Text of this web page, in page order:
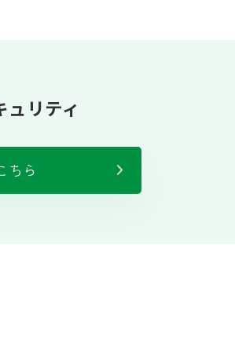
リティ
ちら